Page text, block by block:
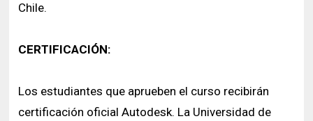
Chile.
CERTIFICACIÓN:
Los estudiantes que aprueben el curso recibirán
certificación oficial Autodesk. La Universidad de